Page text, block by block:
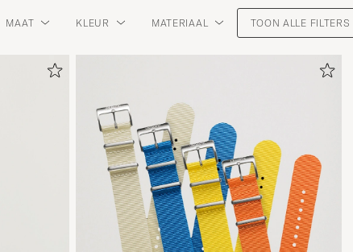
MAAT KLEUR MATERIAAL TOON ALLE FILTERS